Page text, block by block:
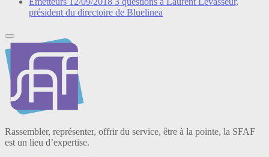
président du directoire de Bluelinea
Rassembler, représenter, offrir du service, être à la pointe, la SFAF
est un lieu d’expertise.